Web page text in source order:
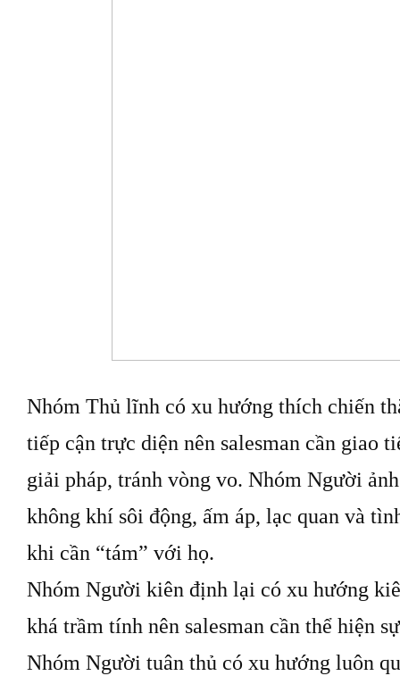
Nhóm Thủ lĩnh có xu hướng thích chiến
tiếp cận trực diện nên salesman cần giao
giải pháp, tránh vòng vo. Nhóm Người
không khí sôi động, ấm áp, lạc quan và
khi cần “tám” với họ.
Nhóm Người kiên định lại có xu hướng
khá trầm tính nên salesman cần thể hiện
Nhóm Người tuân thủ có xu hướng luôn